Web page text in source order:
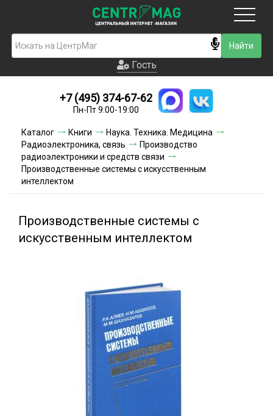
Гость
Новинки
Условия доставки
Условия оплаты
Гость
+7 (495) 374-67-62
Пн-Пт 9:00-19:00
Каталог Книги
Наука. Техника. Медицина
Радиоэлектроника, связь
Производство
радиоэлектроники и средств связи
Производственные системы с искусственным
интеллектом
Производственные системы с
искусственным интеллектом